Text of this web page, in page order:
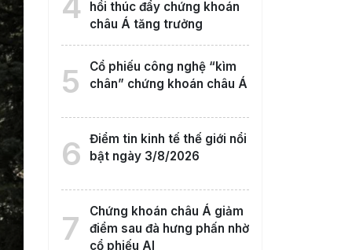
hồi thúc đẩy chứng khoán
châu Á tăng trưởng
5
Cổ phiếu công nghệ “kìm
chân” chứng khoán châu Á
6
Điểm tin kinh tế thế giới nổi
bật ngày 3/8/2026
7
Chứng khoán châu Á giảm
điểm sau đà hưng phấn nhờ
cổ phiếu AI